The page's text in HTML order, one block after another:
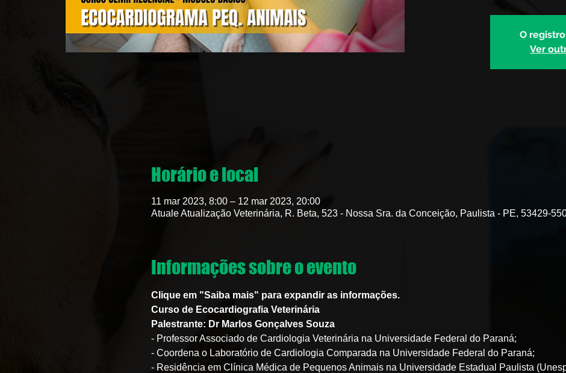
O
Ver
Horário e local
11 mar 2023, 8:00 – 12 mar 2023, 20:00
Atuale Atualização Veterinária, R. Beta, 523 - Nossa Sra. da Conceição, Paulista - PE, 53429-
Informações sobre o evento
Clique em "Saiba mais" para expandir as informações.
Curso de Ecocardiografia Veterinária
Palestrante: Dr Marlos Gonçalves Souza
- Professor Associado de Cardiologia Veterinária na Universidade Federal do Paraná;
- Coordena o Laboratório de Cardiologia Comparada na Universidade Federal do Paraná;
- Residência em Clínica Médica de Pequenos Animais na Universidade Estadual Paulista